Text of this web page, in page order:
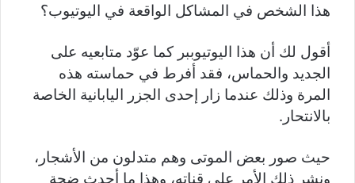
هذا الشخص في المشاكل الواقعة في اليوتيوب؟
أقول لك أن هذا اليوتيوببر كما عوّد متابعيه على
الجديد والحماس، فقد أفرط في حماسته هذه
المرة وذلك عندما زار إحدى الجزر اليابانية الخاصة
بالانتحار.
حيث صور بعض الموتى وهم متدلون من الأشجار،
ونشر ذلك الأمر على قناته، وهذا ما أحدث ضجة